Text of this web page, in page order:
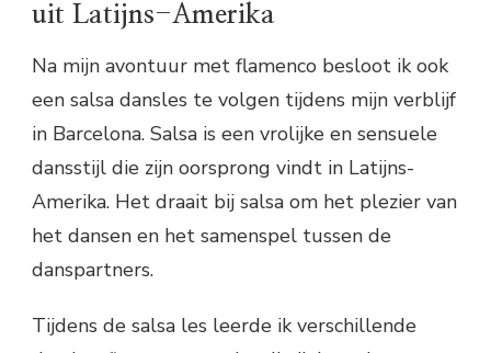
uit Latijns-Amerika
Na mijn avontuur met flamenco besloot ik ook
een salsa dansles te volgen tijdens mijn verblijf
in Barcelona. Salsa is een vrolijke en sensuele
dansstijl die zijn oorsprong vindt in Latijns-
Amerika. Het draait bij salsa om het plezier van
het dansen en het samenspel tussen de
danspartners.
Tijdens de salsa les leerde ik verschillende